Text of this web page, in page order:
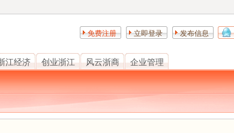
免费注册 立即登录 发布信息
江经济 创业浙江 风云浙商 企业管理